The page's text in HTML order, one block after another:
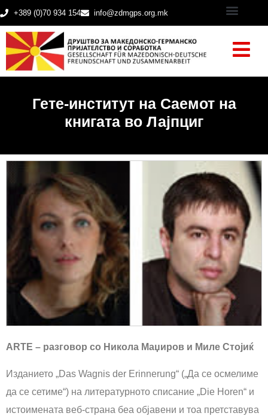
+389 (0)70 934 154 info@zdmgps.org.mk
Гете-институт на Саемот на
книгата во Лајпциг
ARTE – разговор со Никола Маџиров и Миле Стојиќ
Изданието „Das Wagnis der Erinnerung“ („Да се осмелиме
да се сетиме“) на литературното списание „Die Horen“ и
истоимената веб-страна беа објавени и тоа претставува